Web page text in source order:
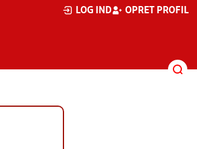
LOG IND OPRET PROFIL